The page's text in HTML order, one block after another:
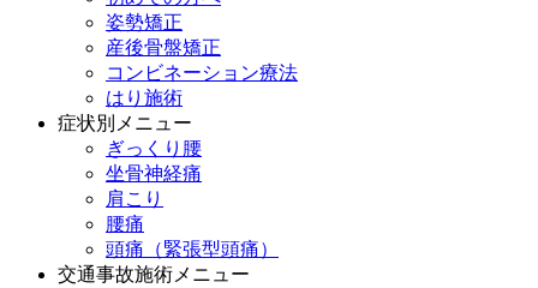
姿勢矯正
産後骨盤矯正
コンビネーション療法
はり施術
症状別メニュー
ぎっくり腰
坐骨神経痛
肩こり
腰痛
頭痛（緊張型頭痛）
交通事故施術メニュー